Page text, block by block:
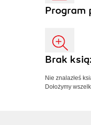
Program
Brak
Nie znalazłeś
Dołożymy